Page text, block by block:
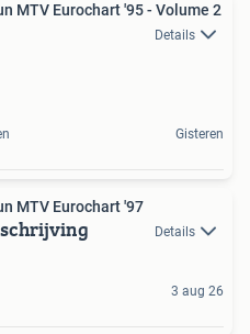
MTV Eurochart '95 - Volume 2
Details
Gisteren
MTV Eurochart '97
Details
3 aug 26